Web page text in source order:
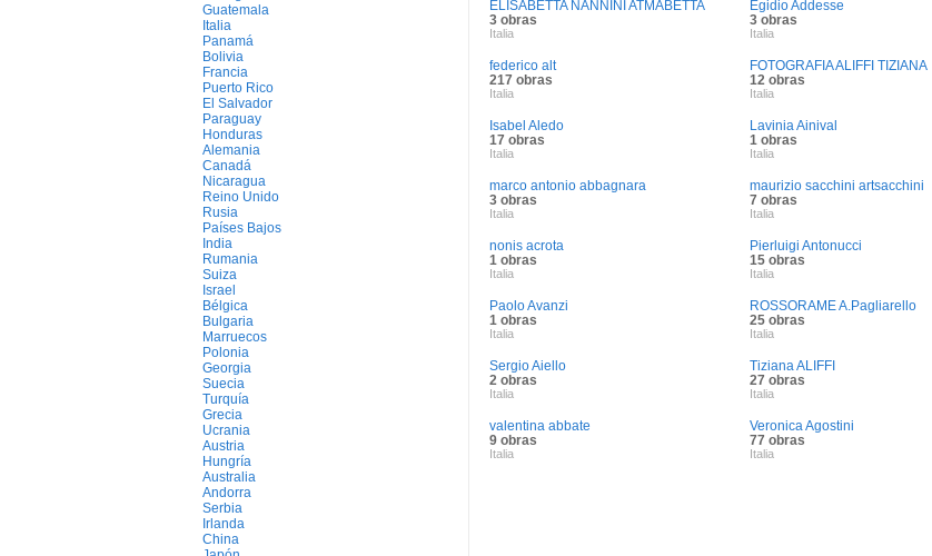
Guatemala
Italia
Panamá
Bolivia
Francia
Puerto Rico
El Salvador
Paraguay
Honduras
Alemania
Canadá
Nicaragua
Reino Unido
Rusia
Países Bajos
India
Rumania
Suiza
Israel
Bélgica
Bulgaria
Marruecos
Polonia
Georgia
Suecia
Turquía
Grecia
Ucrania
Austria
Hungría
Australia
Andorra
Serbia
Irlanda
China
ELISABETTA NANNINI ATMABETTA
3 obras
Italia
Egidio Addesse
3 obras
Italia
federico alt
217 obras
Italia
FOTOGRAFIA ALIFFI TIZIANA
12 obras
Italia
Isabel Aledo
17 obras
Italia
Lavinia Ainival
1 obras
Italia
marco antonio abbagnara
3 obras
Italia
maurizio sacchini artsacchini
7 obras
Italia
nonis acrota
1 obras
Italia
Pierluigi Antonucci
15 obras
Italia
Paolo Avanzi
1 obras
Italia
ROSSORAME A.Pagliarello
25 obras
Italia
Sergio Aiello
2 obras
Italia
Tiziana ALIFFI
27 obras
Italia
valentina abbate
9 obras
Italia
Veronica Agostini
77 obras
Italia